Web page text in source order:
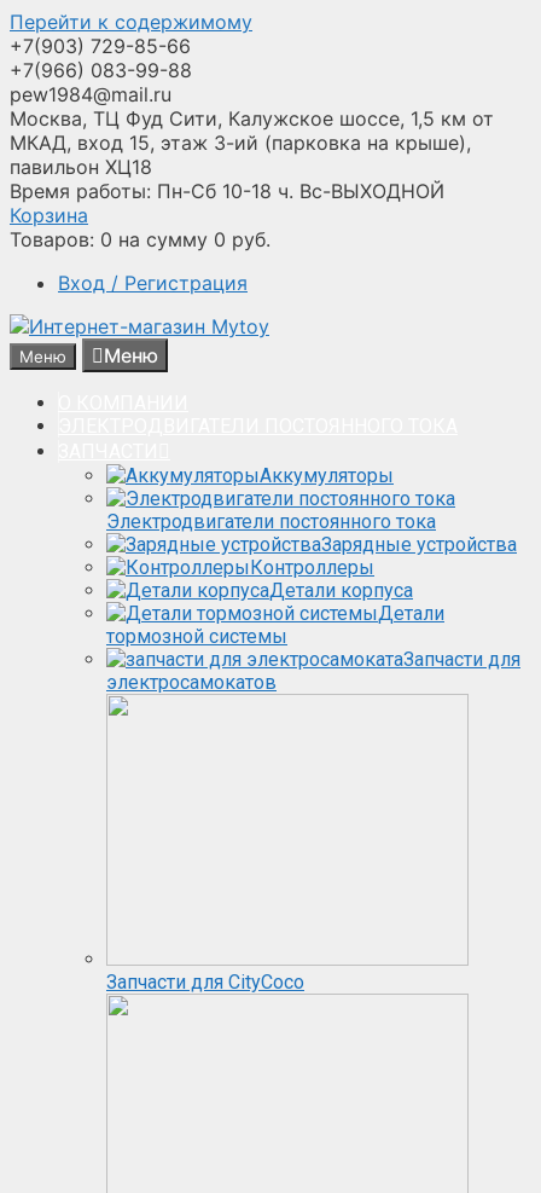
Перейти к содержимому
+7(903) 729-85-66
+7(966) 083-99-88
pew1984@mail.ru
Москва, ТЦ Фуд Сити, Калужское шоссе, 1,5 км от
МКАД, вход 15, этаж 3-ий (парковка на крыше),
павильон ХЦ18
Время работы: Пн-Сб 10-18 ч. Вс-ВЫХОДНОЙ
Корзина
Товаров: 0 на сумму 0 руб.
Вход / Регистрация
Меню Меню
Аккумуляторы
Электродвигатели постоянного тока
Зарядные устройства
Контроллеры
Детали корпуса
Детали
тормозной системы
Запчасти для
электросамокатов
Запчасти для CityCoco